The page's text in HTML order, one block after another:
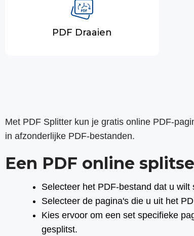
PDF Draaien
Met PDF Splitter kun je gratis online PDF-
in afzonderlijke PDF-bestanden.
Een PDF online
Selecteer het PDF-bestand dat u wilt
Selecteer de pagina's die u uit het
Kies ervoor om een set specifieke
gesplitst.